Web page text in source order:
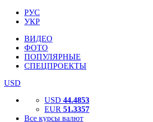
РУС
УКР
ВИДЕО
ФОТО
ПОПУЛЯРНЫЕ
СПЕЦПРОЕКТЫ
USD
USD 44.4853
EUR 51.3357
Все курсы валют